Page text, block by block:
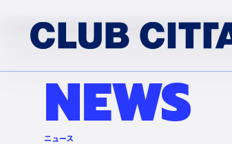
NEWS
ニュース